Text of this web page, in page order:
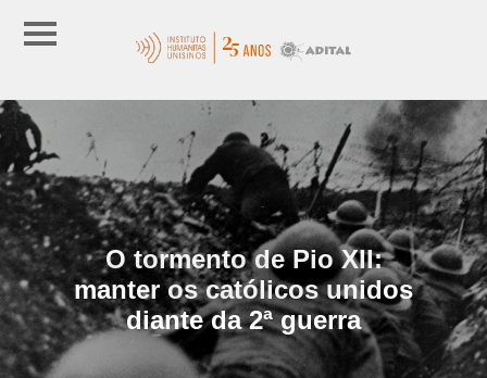
O tormento de Pio XII:
manter os católicos unidos
diante da 2ª guerra